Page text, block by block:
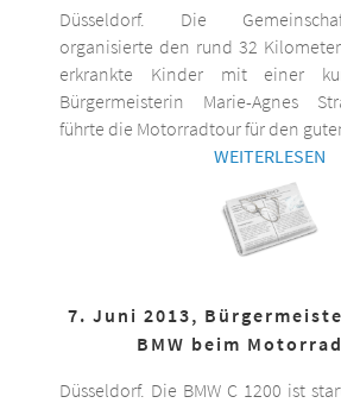
Düsseldorf. Die
organisierte den rund 32
erkrankte Kinder mit einer
Bürgermeisterin Marie-Agnes
führte die Motorradtour für den
WEITERLESEN
7. Juni 2013,
BMW beim
Düsseldorf. Die BMW C 1200 ist